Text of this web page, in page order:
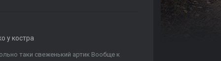
у костра
таки свеженький артик Вообще к